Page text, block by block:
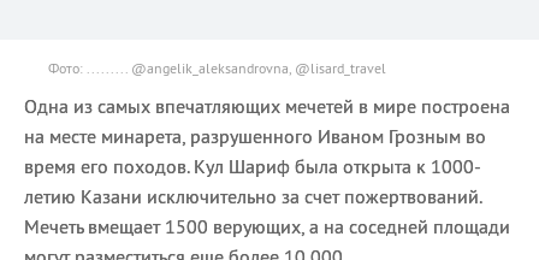
Фото: ......... @angelik_aleksandrovna, @lisard_travel
Одна из самых впечатляющих мечетей в мире построена
на месте минарета, разрушенного Иваном Грозным во
время его походов. Кул Шариф была открыта к 1000-
летию Казани исключительно за счет пожертвований.
Мечеть вмещает 1500 верующих, а на соседней площади